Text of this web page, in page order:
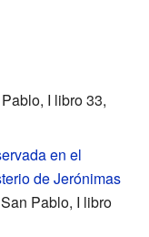
I libro 33,
en el
de Jerónimas
Pablo, I libro